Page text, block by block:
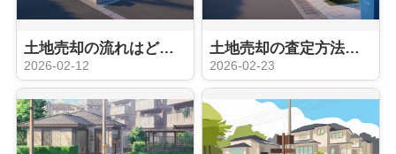
土地売却の流れはどう進む？初めての方にもやさしく解説
2026-02-12
土地売却の査定方法はどう選ぶ？初心者が知っておきたい流れとポイント
2026-02-23